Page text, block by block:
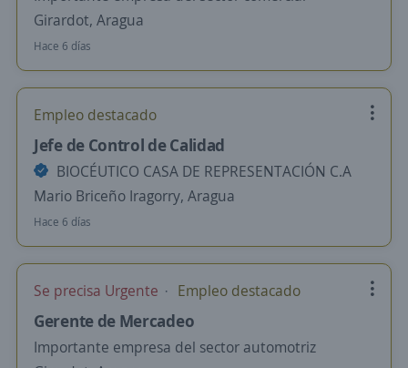
Girardot, Aragua
Hace 6 días
Empleo destacado
Jefe de Control de Calidad
BIOCÉUTICO CASA DE REPRESENTACIÓN C.A
Mario Briceño Iragorry, Aragua
Hace 6 días
Se precisa Urgente Empleo destacado
Gerente de Mercadeo
Importante empresa del sector automotriz